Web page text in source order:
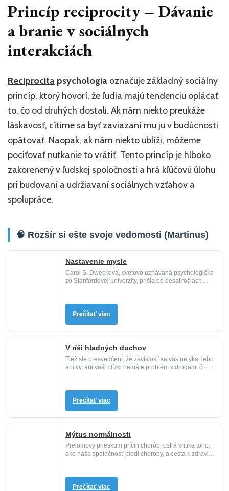
Princíp reciprocity – Dávanie
a branie v sociálnych
interakciách
Reciprocita psychologia označuje základný sociálny
princíp, ktorý hovorí, že ľudia majú tendenciu oplácať
to, čo od druhých dostali. Ak nám niekto preukáže
láskavosť, cítime sa byť zaviazaní mu ju v budúcnosti
opätovať. Naopak, ak nám niekto ublíži, môžeme
pociťovať nutkanie to vrátiť. Tento princíp je hlboko
zakorenený v ľudskej spoločnosti a hrá kľúčovú úlohu
pri budovaní a udržiavaní sociálnych vzťahov a
spolupráce.
🧠 Rozšír si ešte svoje vedomosti (Martinus)
Nastavenie mysle
Carol S. Dwecková, svetovo uznávaná psychologička
zo Stanfordovej univerzity, prišla po desaťročiach
Prečítať viac
V ríši hladných duchov
Tiež ste presvedčení, že závislosť sa vás netýka, lebo
ani vy, ani vaši blízki nemáte problém s drogami či
Prečítať viac
Mýtus normálnosti
Prelomový prieskum príčin chorôb, ostrá kritika toho,
ako naša spoločnosť plodí choroby, a cesta k zdraviu
Prečítať viac